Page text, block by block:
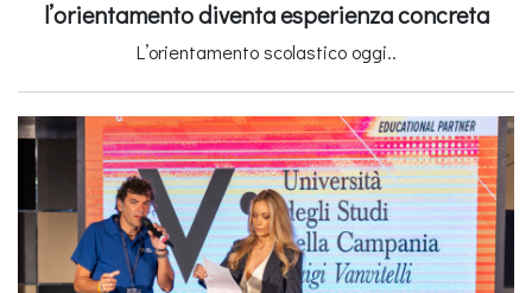
l’orientamento diventa esperienza concreta
L’orientamento scolastico oggi..